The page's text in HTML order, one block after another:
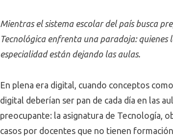
Mientras el sistema escolar del país busca
Tecnológica enfrenta una paradoja: quienes
especialidad están dejando las aulas.
En plena era digital, cuando conceptos
digital deberían ser pan de cada día en las
preocupante: la asignatura de Tecnología,
casos por docentes que no tienen